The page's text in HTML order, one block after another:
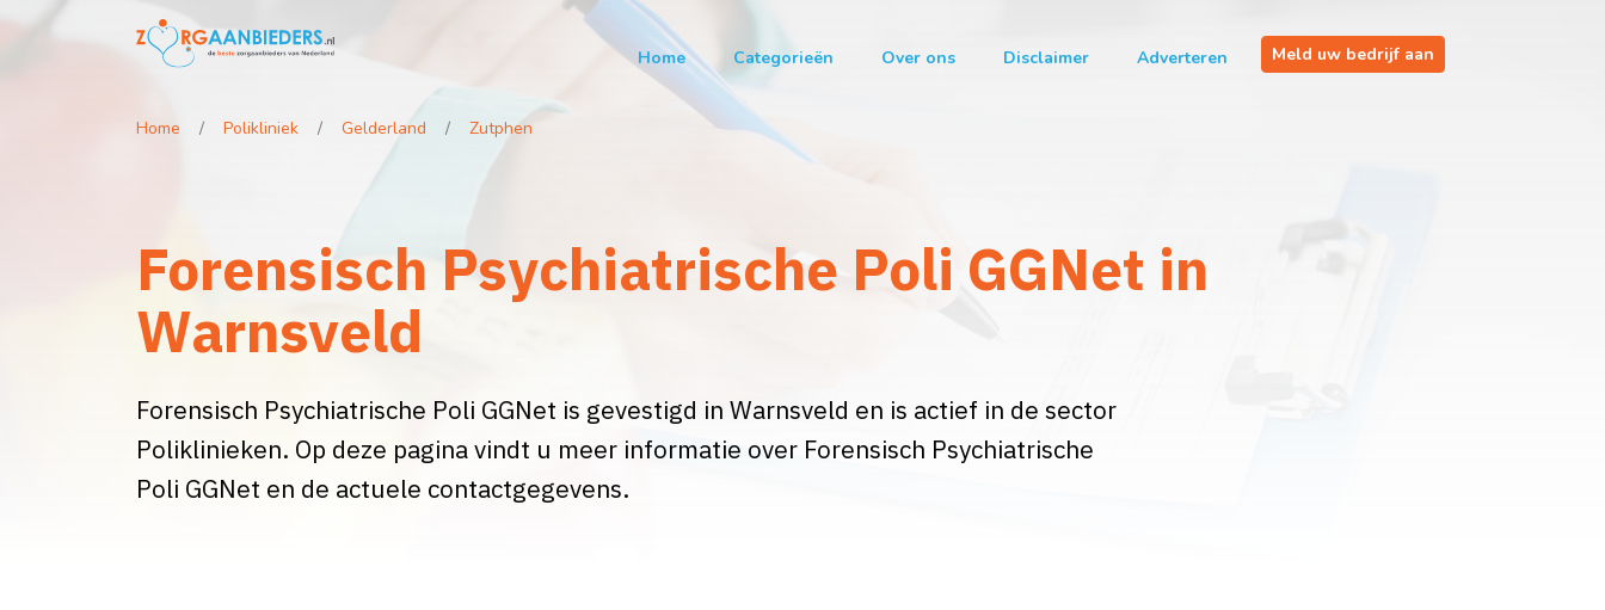
Home Categorieën Over ons Disclaimer Adverteren Meld uw bedrijf aan
Home Polikliniek Gelderland Zutphen
Forensisch Psychiatrische Poli GGNet in
Warnsveld
Forensisch Psychiatrische Poli GGNet is gevestigd in Warnsveld en is actief in de sector
Poliklinieken. Op deze pagina vindt u meer informatie over Forensisch Psychiatrische
Poli GGNet en de actuele contactgegevens.